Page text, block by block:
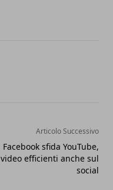
Articolo Successivo
Facebook sfida YouTube,
video efficienti anche sul
social